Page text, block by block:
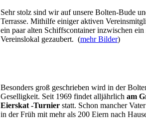
Sehr stolz sind wir auf unsere Bolten-Bude
Terrasse. Mithilfe einiger aktiven
ein paar alten Schiffscontainer inzwischen ein
Vereinslokal gezaubert. (mehr Bilder)
Besonders groß geschrieben wird in der
Geselligkeit. Seit 1969 findet alljährlich am
Eierskat -Turnier statt. Schon mancher
in der Früh mit mehr als 200 Eiern nach